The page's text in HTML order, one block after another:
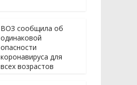
ВОЗ сообщила об
одинаковой
опасности
коронавируса для
всех возрастов